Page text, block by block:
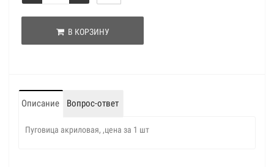
В КОРЗИНУ
Описание Вопрос-ответ
Пуговица акриловая, ,цена за 1 шт